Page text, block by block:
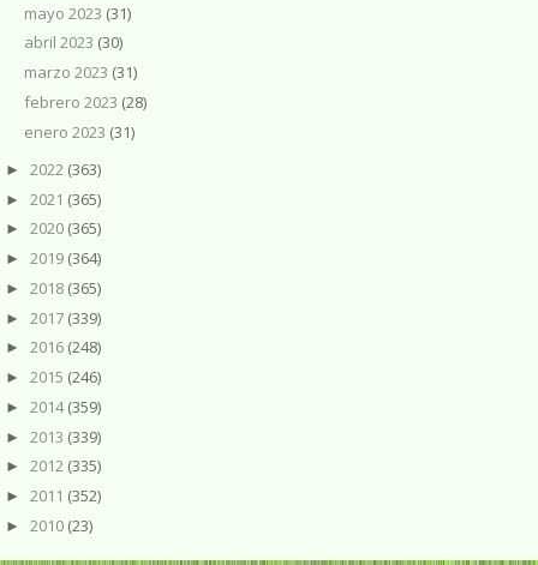
mayo 2023 (31)
abril 2023 (30)
marzo 2023 (31)
febrero 2023 (28)
enero 2023 (31)
► 2022 (363)
► 2021 (365)
► 2020 (365)
► 2019 (364)
► 2018 (365)
► 2017 (339)
► 2016 (248)
► 2015 (246)
► 2014(359)
► 2013 (339)
► 2012 (335)
► 2011 (352)
► 2010 (23)